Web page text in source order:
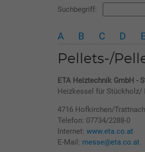
Suchbegriff:
A B C D
Pellets-/
ETA Heiztechnik GmbH -
Heizkessel für Stückholz/
4716 Hofkirchen/
Telefon: 07734/2288-0
Internet: www.eta.co.at
E-Mail: messe@eta.co.at